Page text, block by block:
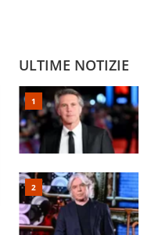
ULTIME NOTIZIE